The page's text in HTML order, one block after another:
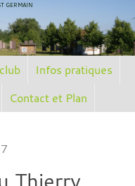
GERMAIN
Infos pratiques
Contact et Plan
Thierry